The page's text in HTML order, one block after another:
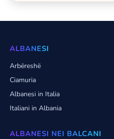
ALBANESI
Arbëreshë
Ciamuria
Albanesi in Italia
Italiani in Albania
ALBANESI NEI BALCANI